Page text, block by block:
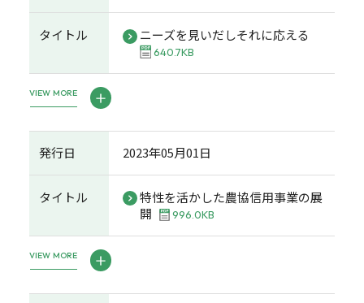
タイトル ニーズを見いだしそれに応える
640.7KB
VIEW MORE
発行日 2023年05月01日
タイトル
特性を活かした農協信用事業の展
開
996.0KB
VIEW MORE